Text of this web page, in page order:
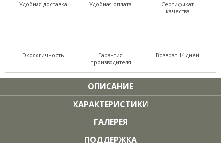
Удобная доставка Удобная оплата
Сертификат
качества
Экологичность
Гарантия
производителя
Возврат 14 дней
ОПИСАНИЕ
ХАРАКТЕРИСТИКИ
ГАЛЕРЕЯ
ПОДДЕРЖКА